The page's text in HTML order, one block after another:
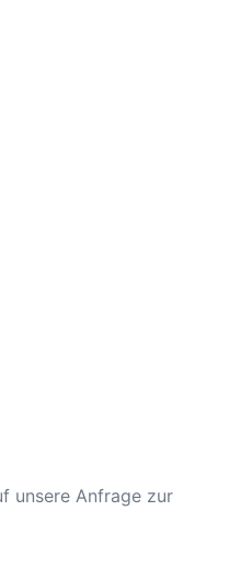
unsere Anfrage zur